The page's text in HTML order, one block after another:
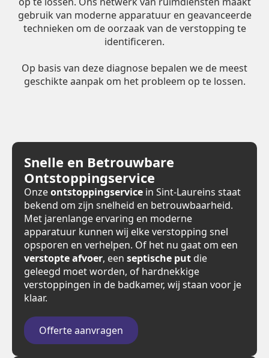
gebruik van moderne apparatuur en geavanceerde
technieken om de oorzaak van de verstopping te
identificeren.
Op basis van deze diagnose bepalen we de meest
geschikte aanpak om het probleem op te lossen.
Snelle en Betrouwbare
Ontstoppingservice
Onzeontstoppingservice in Sint-Laureins staat
bekend om zijn snelheid en betrouwbaarheid.
Met jarenlange ervaring en moderne
apparatuur kunnen wij elke verstopping snel
opsporen en verhelpen. Of het nu gaat om een
verstopte afvoer, een septische put die
geleegd moet worden, of hardnekkige
verstoppingen in de badkamer, wij staan voor je
klaar.
Offerte aanvragen